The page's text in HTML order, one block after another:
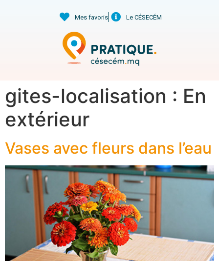
Mes favoris Le CÉSECÉM
gites-localisation : En
extérieur
Vases avec fleurs dans l’eau